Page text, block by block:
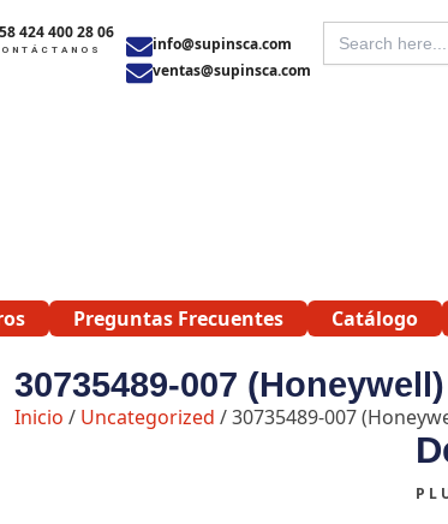
424 400 28 06
info@supinsca.com
ventas@supinsca.com
FOR:
Preguntas Frecuentes Catálogo
30735489-007 (Honeywell)
Inicio / Uncategorized / 30735489-007